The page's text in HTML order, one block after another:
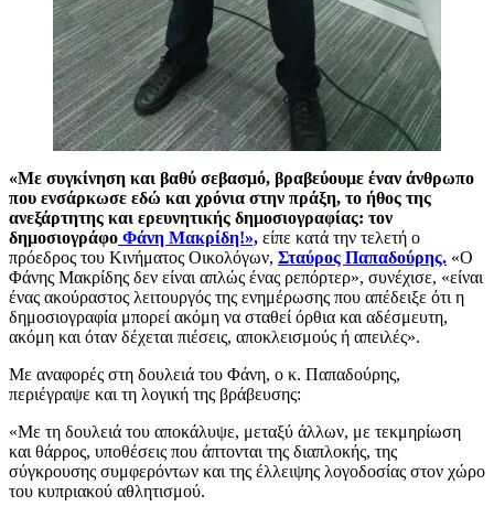
«Με συγκίνηση και βαθύ σεβασμό, βραβεύουμε έναν άνθρωπο
που ενσάρκωσε εδώ και χρόνια στην πράξη, το ήθος της
ανεξάρτητης και ερευνητικής δημοσιογραφίας: τον
δημοσιογράφο Φάνη Μακρίδη!», είπε κατά την τελετή ο
πρόεδρος του Κινήματος Οικολόγων, Σταύρος Παπαδούρης. «Ο
Φάνης Μακρίδης δεν είναι απλώς ένας ρεπόρτερ», συνέχισε, «είναι
ένας ακούραστος λειτουργός της ενημέρωσης που απέδειξε ότι η
δημοσιογραφία μπορεί ακόμη να σταθεί όρθια και αδέσμευτη,
ακόμη και όταν δέχεται πιέσεις, αποκλεισμούς ή απειλές».
Με αναφορές στη δουλειά του Φάνη, ο κ. Παπαδούρης,
περιέγραψε και τη λογική της βράβευσης:
«Με τη δουλειά του αποκάλυψε, μεταξύ άλλων, με τεκμηρίωση
και θάρρος, υποθέσεις που άπτονται της διαπλοκής, της
σύγκρουσης συμφερόντων και της έλλειψης λογοδοσίας στον χώρο
του κυπριακού αθλητισμού.